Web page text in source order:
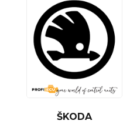
ŠKODA